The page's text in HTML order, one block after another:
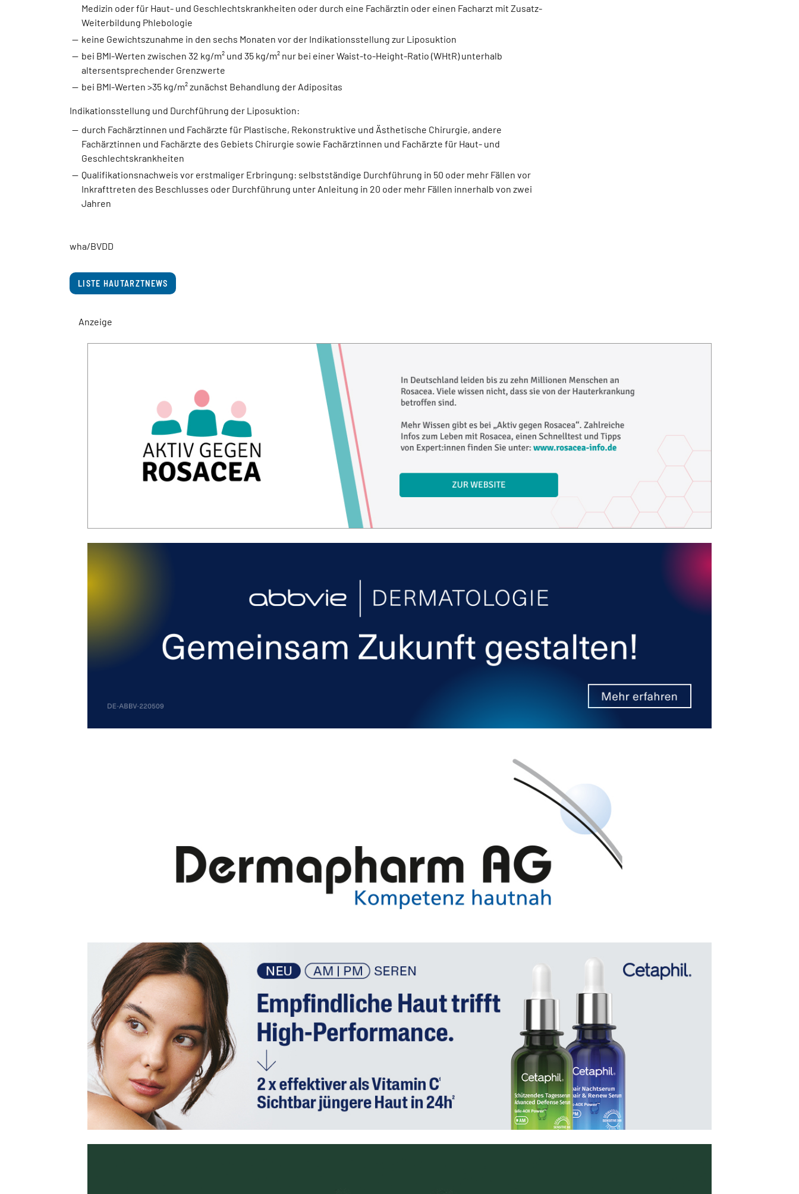
Medizin oder für Haut- und Geschlechtskrankheiten oder durch eine Fachärztin oder einen Facharzt mit Zusatz-
Weiterbildung Phlebologie
keine Gewichtszunahme in den sechs Monaten vor der Indikationsstellung zur Liposuktion
bei BMI-Werten zwischen 32 kg/m² und 35 kg/m² nur bei einer Waist-to-Height-Ratio (WHtR) unterhalb
altersentsprechender Grenzwerte
bei BMI-Werten >35 kg/m² zunächst Behandlung der Adipositas
Indikationsstellung und Durchführung der Liposuktion:
durch Fachärztinnen und Fachärzte für Plastische, Rekonstruktive und Ästhetische Chirurgie, andere
Fachärztinnen und Fachärzte des Gebiets Chirurgie sowie Fachärztinnen und Fachärzte für Haut- und
Geschlechtskrankheiten
Qualifikationsnachweis vor erstmaliger Erbringung: selbstständige Durchführung in 50 oder mehr Fällen vor
Inkrafttreten des Beschlusses oder Durchführung unter Anleitung in 20 oder mehr Fällen innerhalb von zwei
Jahren
wha/BVDD
LISTE HAUTARZTNEWS
Anzeige